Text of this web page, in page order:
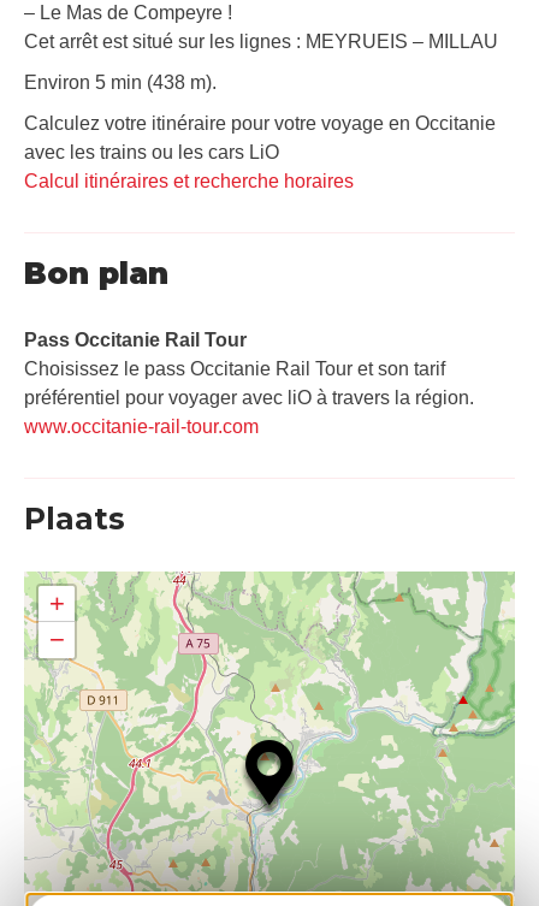
– Le Mas de Compeyre !
Cet arrêt est situé sur les lignes : MEYRUEIS – MILLAU
Environ 5 min (438 m).
Calculez votre itinéraire pour votre voyage en Occitanie
avec les trains ou les cars LiO
Calcul itinéraires et recherche horaires
Bon plan
Pass Occitanie Rail Tour​
Choisissez le pass Occitanie Rail Tour et son tarif
préférentiel pour voyager avec liO à travers la région.
www.occitanie-rail-tour.com
Plaats
+
−